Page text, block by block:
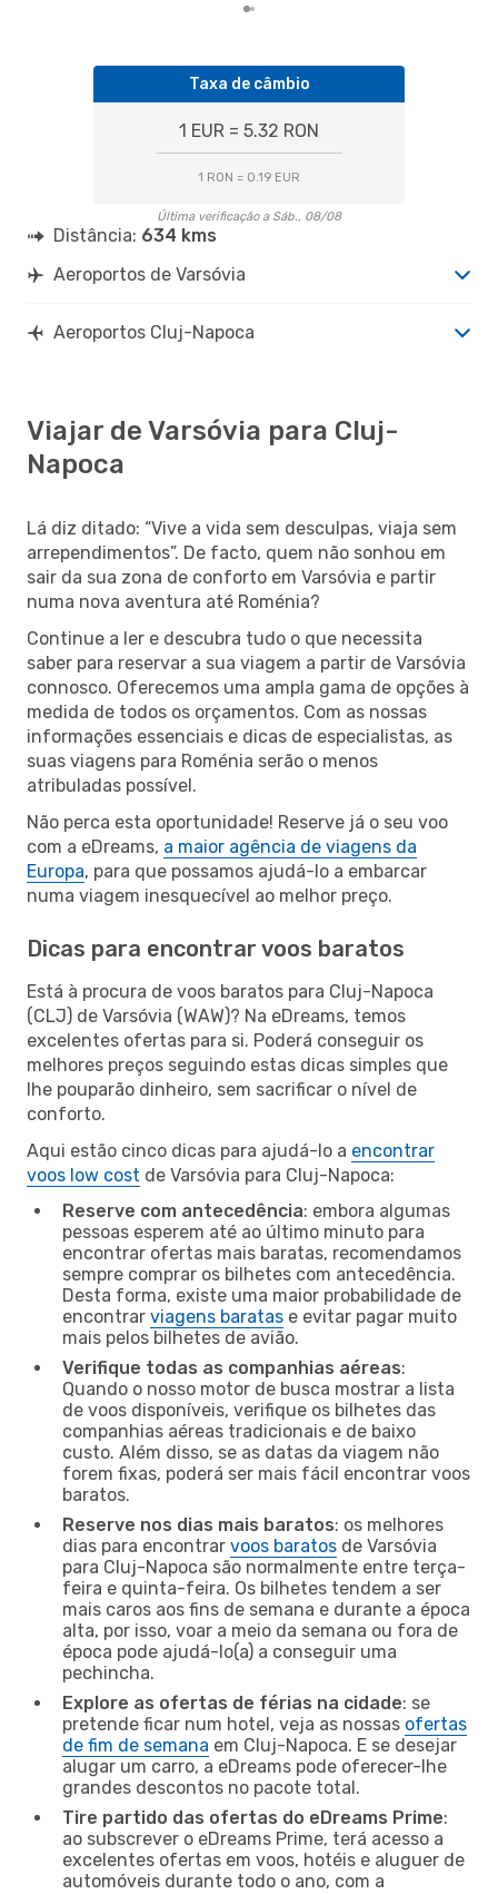
Taxa de câmbio
1 EUR = 5.32 RON
1 RON = 0.19 EUR
Última verificação a Sáb., 08/08
Distância: 634 kms
Aeroportos de Varsóvia
Aeroportos Cluj-Napoca
Viajar de Varsóvia para Cluj-
Napoca
Lá diz ditado: “Vive a vida sem desculpas, viaja sem
arrependimentos”. De facto, quem não sonhou em
sair da sua zona de conforto em Varsóvia e partir
numa nova aventura até Roménia?
Continue a ler e descubra tudo o que necessita
saber para reservar a sua viagem a partir de Varsóvia
connosco. Oferecemos uma ampla gama de opções à
medida de todos os orçamentos. Com as nossas
informações essenciais e dicas de especialistas, as
suas viagens para Roménia serão o menos
atribuladas possível.
Não perca esta oportunidade! Reserve já o seu voo
com a eDreams, a maior agência de viagens da
Europa, para que possamos ajudá-lo a embarcar
numa viagem inesquecível ao melhor preço.
Dicas para encontrar voos baratos
Está à procura de voos baratos para Cluj-Napoca
(CLJ) de Varsóvia (WAW)? Na eDreams, temos
excelentes ofertas para si. Poderá conseguir os
melhores preços seguindo estas dicas simples que
lhe pouparão dinheiro, sem sacrificar o nível de
conforto.
Aqui estão cinco dicas para ajudá-lo a encontrar
voos low cost de Varsóvia para Cluj-Napoca:
Reserve com antecedência: embora algumas
pessoas esperem até ao último minuto para
encontrar ofertas mais baratas, recomendamos
sempre comprar os bilhetes com antecedência.
Desta forma, existe uma maior probabilidade de
encontrar viagens baratas e evitar pagar muito
mais pelos bilhetes de avião.
Verifique todas as companhias aéreas:
Quando o nosso motor de busca mostrar a lista
de voos disponíveis, verifique os bilhetes das
companhias aéreas tradicionais e de baixo
custo. Além disso, se as datas da viagem não
forem fixas, poderá ser mais fácil encontrar voos
baratos.
Reserve nos dias mais baratos: os melhores
dias para encontrar voos baratos de Varsóvia
para Cluj-Napoca são normalmente entre terça-
feira e quinta-feira. Os bilhetes tendem a ser
mais caros aos fins de semana e durante a época
alta, por isso, voar a meio da semana ou fora de
época pode ajudá-lo(a) a conseguir uma
pechincha.
Explore as ofertas de férias na cidade: se
pretende ficar num hotel, veja as nossas ofertas
de fim de semana em Cluj-Napoca. E se desejar
alugar um carro, a eDreams pode oferecer-lhe
grandes descontos no pacote total.
Tire partido das ofertas do eDreams Prime:
ao subscrever o eDreams Prime, terá acesso a
excelentes ofertas em voos, hotéis e aluguer de
automóveis durante todo o ano, com a